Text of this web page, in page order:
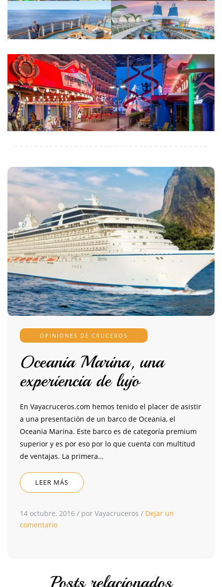
OPINIONES DE CRUCEROS
Oceania Marina, una
experiencia de lujo
En Vayacruceros.com hemos tenido el placer de asistir
a una presentación de un barco de Oceania, el
Oceania Marina. Este barco es de categoría premium
superior y es por eso por lo que cuenta con multitud
de ventajas. La primera…
LEER MÁS
14 octubre, 2016 / por Vayacruceros / Dejar un
comentario